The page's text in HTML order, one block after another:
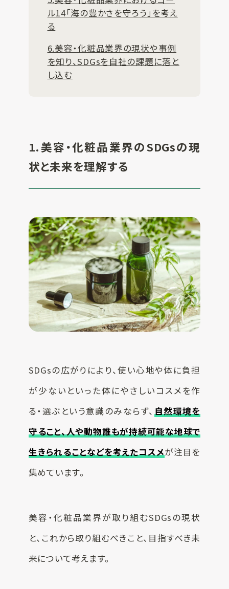
ル14「海の豊かさを守ろう」を考え
る
6.美容・化粧品業界の現状や事例
を知り、SDGsを自社の課題に落と
し込む
1.美容・化粧品業界のSDGsの現
状と未来を理解する
SDGsの広がりにより、使い心地や体に負担
が少ないといった体にやさしいコスメを作
る・選ぶという意識のみならず、 自然環境を
守ること、人や動物誰もが持続可能な地球で
生きられることなどを考えたコスメが注目を
集めています。
美容・化粧品業界が取り組むSDGsの現状
と、これから取り組むべきこと、目指すべき未
来について考えます。